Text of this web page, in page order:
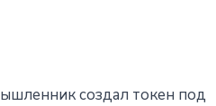
создал токен под